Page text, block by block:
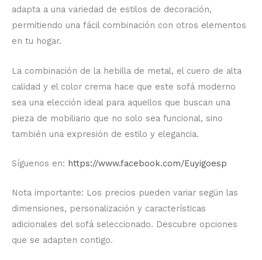
adapta a una variedad de estilos de decoración,
permitiendo una fácil combinación con otros elementos
en tu hogar.
La combinación de la hebilla de metal, el cuero de alta
calidad y el color crema hace que este sofá moderno
sea una elección ideal para aquellos que buscan una
pieza de mobiliario que no solo sea funcional, sino
también una expresión de estilo y elegancia.
Síguenos en: https://www.facebook.com/Euyigoesp
Nota importante: Los precios pueden variar según las
dimensiones, personalización y características
adicionales del sofá seleccionado. Descubre opciones
que se adapten contigo.